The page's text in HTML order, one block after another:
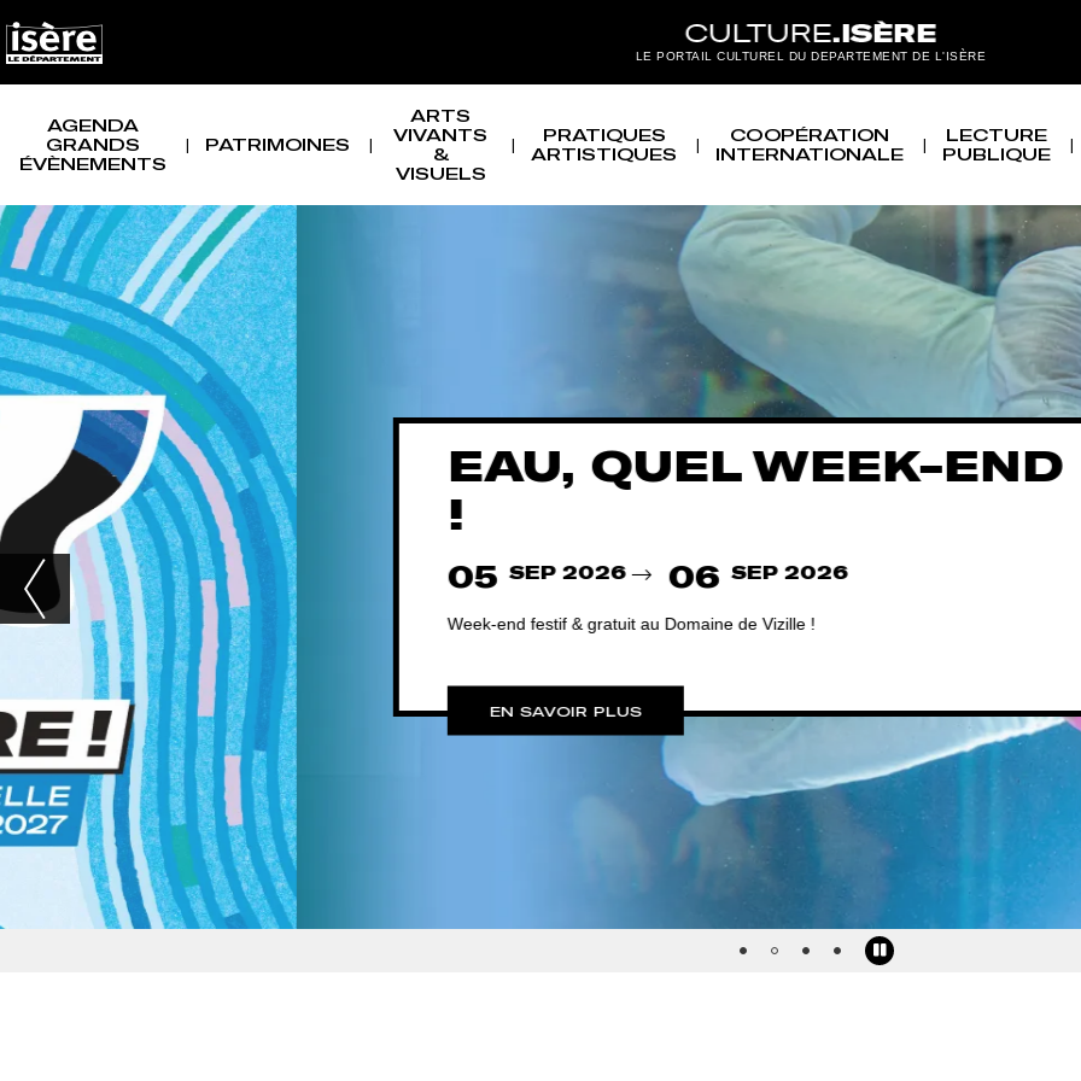
LE PORTAIL CULTUREL DU DEPARTEMENT DE L'ISÈRE
AGENDA
GRANDS
ÉVÈNEMENTS
PATRIMOINES
ARTS
VIVANTS
&
VISUELS
PRATIQUES
ARTISTIQUES
COOPÉRATION
INTERNATIONALE
LECTURE
PUBLIQUE
EAU, QUEL WEEK-END
!
05SEP 2026 SEP 2026
Week-end festif & gratuit au Domaine de Vizille !
EN SAVOIR PLUS
Diapositive
précédente